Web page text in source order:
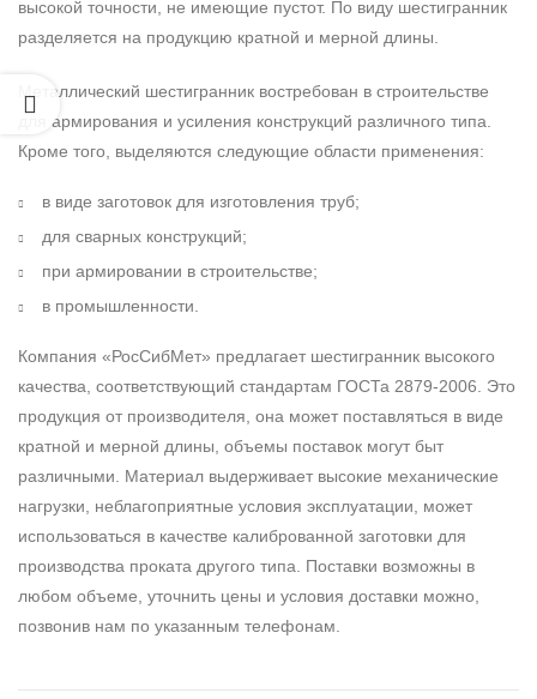
высокой точности, не имеющие пустот. По виду шестигранник
разделяется на продукцию кратной и мерной длины.
Металлический шестигранник востребован в строительстве
для армирования и усиления конструкций различного типа.
Кроме того, выделяются следующие области применения:
в виде заготовок для изготовления труб;
для сварных конструкций;
при армировании в строительстве;
в промышленности.
Компания «РосСибМет» предлагает шестигранник высокого
качества, соответствующий стандартам ГОСТа 2879-2006. Это
продукция от производителя, она может поставляться в виде
кратной и мерной длины, объемы поставок могут быт
различными. Материал выдерживает высокие механические
нагрузки, неблагоприятные условия эксплуатации, может
использоваться в качестве калиброванной заготовки для
производства проката другого типа. Поставки возможны в
любом объеме, уточнить цены и условия доставки можно,
позвонив нам по указанным телефонам.